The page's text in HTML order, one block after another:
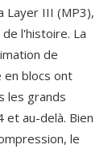
Layer III (MP3),
l'histoire. La
de
blocs ont
les grands
et au-delà. Bien
le